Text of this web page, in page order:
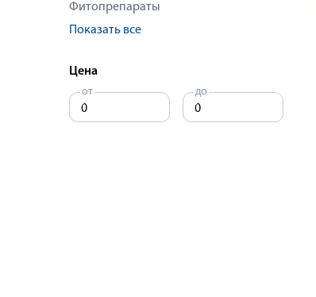
Фитопрепараты
Показать все
Цена
от до